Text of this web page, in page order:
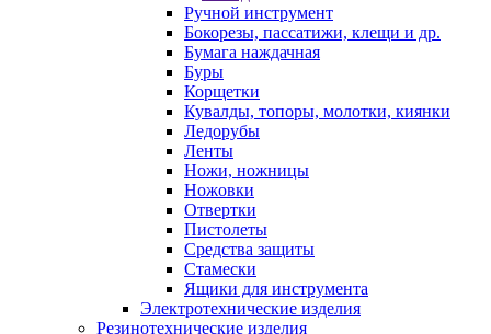
Ручной инструмент
Бокорезы, пассатижи, клещи и др.
Бумага наждачная
Буры
Корщетки
Кувалды, топоры, молотки, киянки
Ледорубы
Ленты
Ножи, ножницы
Ножовки
Отвертки
Пистолеты
Средства защиты
Стамески
Ящики для инструмента
Электротехнические изделия
Резинотехнические изделия